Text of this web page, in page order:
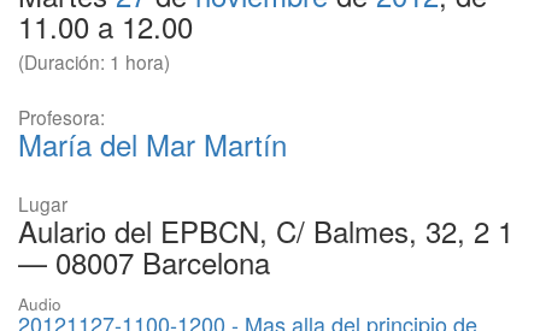
11.00 a 12.00
(Duración: 1 hora)
Profesora:
María del Mar Martín
Lugar
Aulario del EPBCN, C/ Balmes, 32, 2 1
— 08007 Barcelona
Audio
20121127-1100-1200 - Mas alla del principio de